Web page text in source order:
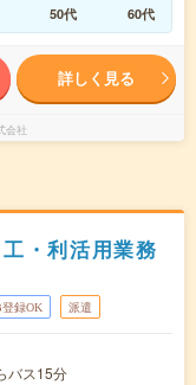
50代 60代
詳しく見る
会社
・利活用業務
登録OK 派遣
バス15分